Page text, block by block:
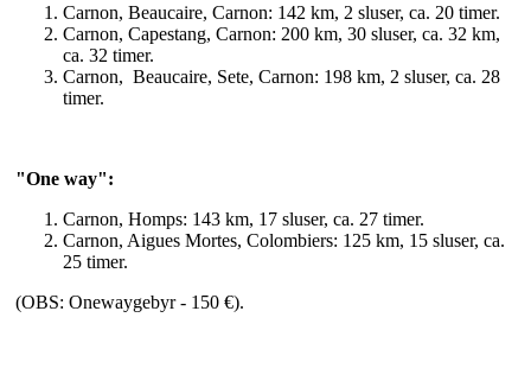
Carnon, Beaucaire, Carnon: 142 km, 2 sluser, ca. 20 timer.
Carnon, Capestang, Carnon: 200 km, 30 sluser, ca. 32 km,
ca. 32 timer.
Carnon, Beaucaire, Sete, Carnon: 198 km, 2 sluser, ca. 28
timer.
"One way":
Carnon, Homps: 143 km, 17 sluser, ca. 27 timer.
Carnon, Aigues Mortes, Colombiers: 125 km, 15 sluser, ca.
25 timer.
(OBS: Onewaygebyr - 150 €).